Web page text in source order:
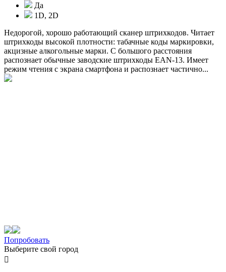
Да
1D, 2D
Недорогой, хорошо работающий сканер штрихкодов. Читает
штрихкоды высокой плотности: табачные коды маркировки,
акцизные алкогольные марки. С большого расстояния
распознает обычные заводские штрихкоды EAN-13. Имеет
режим чтения с экрана смартфона и распознает частично...
Попробовать
Выберите свой город
